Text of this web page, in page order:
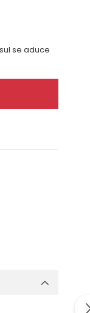
se aduce